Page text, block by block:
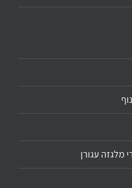
מלגזה עגורן